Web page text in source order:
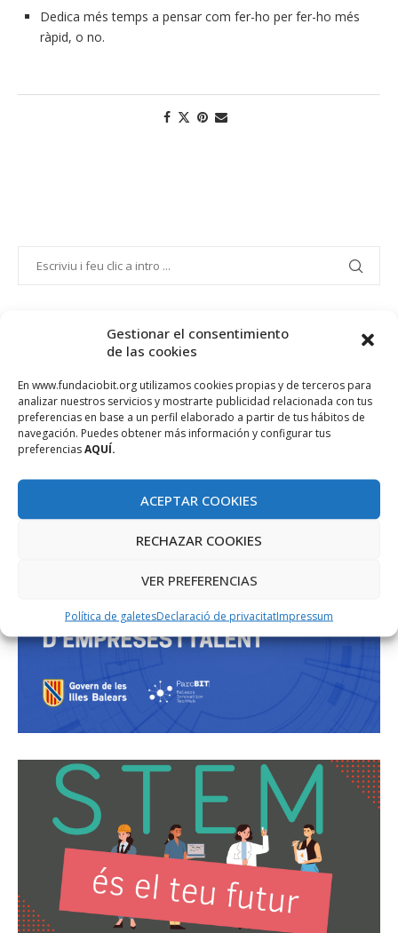
Gestionar el consentimiento
de las cookies
En www.fundaciobit.org utilizamos cookies propias y de terceros para
analizar nuestros servicios y mostrarte publicidad relacionada con tus
preferencias en base a un perfil elaborado a partir de tus hábitos de
navegación. Puedes obtener más información y configurar tus
preferenciasAQUÍ.
ACEPTAR COOKIES
RECHAZAR COOKIES
VER PREFERENCIAS
Política de galetesDeclaració de privacitatImpressum
Dedica més temps a pensar com fer-ho per fer-ho més
ràpid, o no.
PROJECTE COFINANÇAT PEL FONS SOCIAL EUROPEU